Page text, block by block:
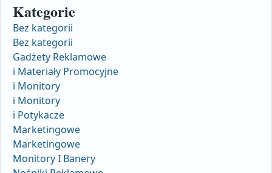
Kategorie
Bez kategorii
Bez kategorii
Gadżety Reklamowe
i Materiały Promocyjne
i Monitory
i Monitory
i Potykacze
Marketingowe
Marketingowe
Monitory I Banery